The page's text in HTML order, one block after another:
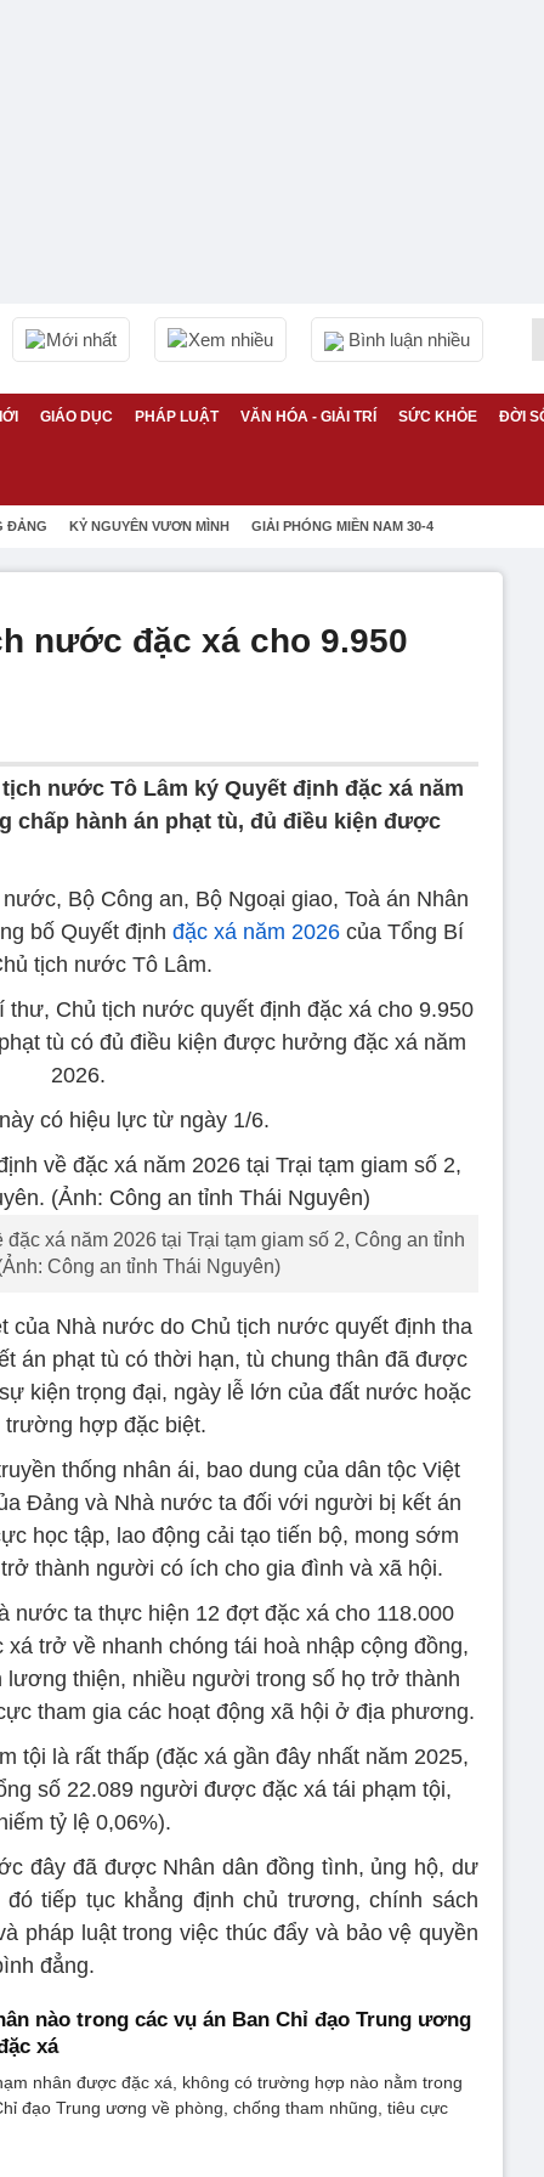
Mới nhất Xem nhiều Bình luận nhiều
GIÁO DỤC PHÁP LUẬT VĂN HÓA - GIẢI TRÍ SỨC KHỎE ĐỜI
ĐẢNG KỶ NGUYÊN VƯƠN MÌNH GIẢI PHÓNG MIỀN NAM 30-4
nước đặc xá cho 9.950
nước Tô Lâm ký Quyết định đặc xá năm
chấp hành án phạt tù, đủ điều kiện được
Bộ Công an, Bộ Ngoại giao, Toà án Nhân
bố Quyết định đặc xá năm 2026của Tổng Bí
tịch nước Tô Lâm.
thư, Chủ tịch nước quyết định đặc xá cho 9.950
tù có đủ điều kiện được hưởng đặc xá năm
2026.
có hiệu lực từ ngày 1/6.
xá năm 2026 tại Trại tạm giam số 2, Công an tỉnh
Công an tỉnh Thái Nguyên)
của Nhà nước do Chủ tịch nước quyết định tha
án phạt tù có thời hạn, tù chung thân đã được
kiện trọng đại, ngày lễ lớn của đất nước hoặc
trường hợp đặc biệt.
thống nhân ái, bao dung của dân tộc Việt
Đảng và Nhà nước ta đối với người bị kết án
học tập, lao động cải tạo tiến bộ, mong sớm
thành người có ích cho gia đình và xã hội.
nước ta thực hiện 12 đợt đặc xá cho 118.000
trở về nhanh chóng tái hoà nhập cộng đồng,
lương thiện, nhiều người trong số họ trở thành
tham gia các hoạt động xã hội ở địa phương.
tội là rất thấp (đặc xá gần đây nhất năm 2025,
số 22.089 người được đặc xá tái phạm tội,
tỷ lệ 0,06%).
đây đã được Nhân dân đồng tình, ủng hộ, dư
tiếp tục khẳng định chủ trương, chính sách
pháp luật trong việc thúc đẩy và bảo vệ quyền
đẳng.
nào trong các vụ án Ban Chỉ đạo Trung ương
xá
nhân được đặc xá, không có trường hợp nào nằm trong
đạo Trung ương về phòng, chống tham nhũng, tiêu cực